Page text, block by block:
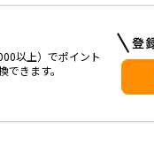
以上）でポイント
きます。